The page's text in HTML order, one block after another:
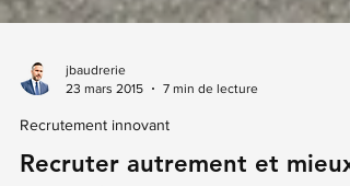
23 mars 2015
7 min de lecture
Recrutement innovant